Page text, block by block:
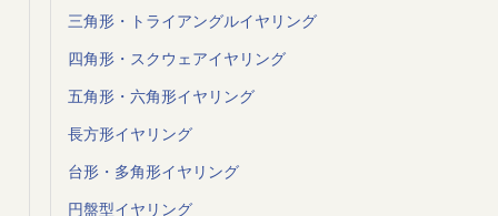
三角形・トライアングルイヤリング
四角形・スクウェアイヤリング
五角形・六角形イヤリング
長方形イヤリング
台形・多角形イヤリング
円盤型イヤリング